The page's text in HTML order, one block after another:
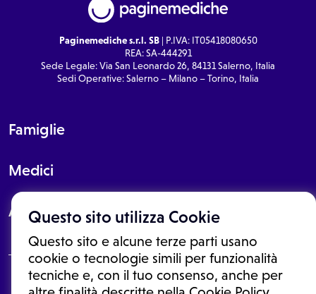
Questo sito utilizza Cookie
Questo sito e alcune terze parti usano
cookie o tecnologie simili per funzionalità
tecniche e, con il tuo consenso, anche per
Paginemediche s.r.l. SB| P.IVA: IT05418080650
REA: SA-444291
Sede Legale: Via San Leonardo 26, 84131 Salerno, Italia
Sedi Operative: Salerno – Milano – Torino, Italia
Famiglie
Medici
About
Le informazioni proposte in questo sito non sono un consulto medico.